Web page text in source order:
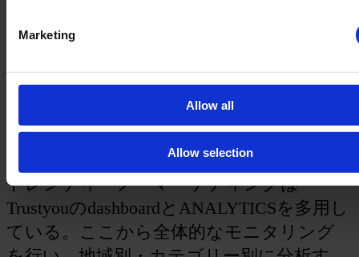
Marketing
Allow all
Allow selection
り、新規顧客を獲得するためには、この状態を必ず維持しな
ければならない。.
トレンティーノ・マーケティングは
TrustyouのdashboardとANALYTICSを多用し
ている。ここから全体的なモニタリング